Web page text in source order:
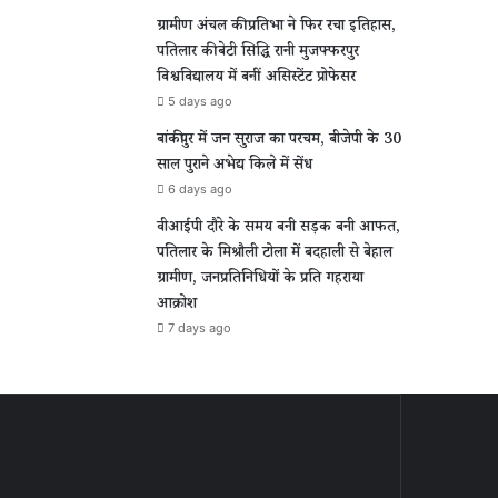
ग्रामीण अंचल की प्रतिभा ने फिर रचा इतिहास,
पतिलार की बेटी सिद्धि रानी मुजफ्फरपुर
विश्वविद्यालय में बनीं असिस्टेंट प्रोफेसर
5 days ago
बांकीपुर में जन सुराज का परचम, बीजेपी के 30
साल पुराने अभेद्य किले में सेंध
6 days ago
वीआईपी दौरे के समय बनी सड़क बनी आफत,
पतिलार के मिश्रौली टोला में बदहाली से बेहाल
ग्रामीण, जनप्रतिनिधियों के प्रति गहराया
आक्रोश
7 days ago